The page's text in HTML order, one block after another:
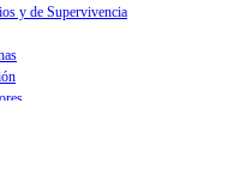
y de Supervivencia